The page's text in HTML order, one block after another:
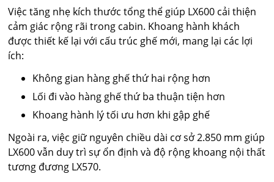
Việc tăng nhẹ kích thước tổng thể giúp LX600 cải thiện
cảm giác rộng rãi trong cabin. Khoang hành khách
được thiết kế lại với cấu trúc ghế mới, mang lại các lợi
ích:
Không gian hàng ghế thứ hai rộng hơn
Lối đi vào hàng ghế thứ ba thuận tiện hơn
Khoang hành lý tối ưu hơn khi gập ghế
Ngoài ra, việc giữ nguyên chiều dài cơ sở 2.850 mm giúp
LX600 vẫn duy trì sự ổn định và độ rộng khoang nội thất
tương đương LX570.